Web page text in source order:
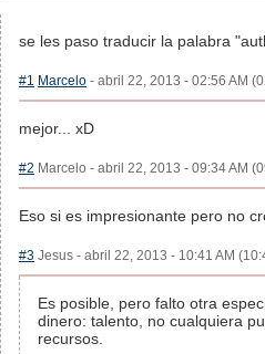
se les paso traducir la palabra
#1 Marcelo - abril 22, 2013 - 02:56 AM
mejor... xD
#2 Marcelo - abril 22, 2013 - 09:34 AM
Eso si es impresionante pero no
#3 Jesus - abril 22, 2013 - 10:41 AM
Es posible, pero falto otra
dinero: talento, no cualquiera
recursos.